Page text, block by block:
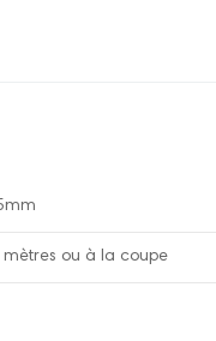
mètres ou à la coupe